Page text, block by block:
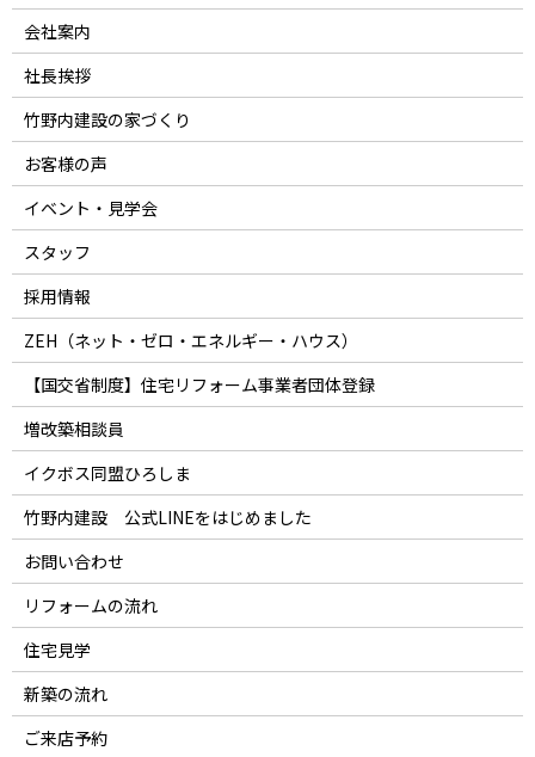
会社案内
社長挨拶
竹野内建設の家づくり
お客様の声
イベント・見学会
スタッフ
採用情報
ZEH（ネット・ゼロ・エネルギー・ハウス）
【国交省制度】住宅リフォーム事業者団体登録
増改築相談員
イクボス同盟ひろしま
竹野内建設 公式LINEをはじめました
お問い合わせ
リフォームの流れ
住宅見学
新築の流れ
ご来店予約